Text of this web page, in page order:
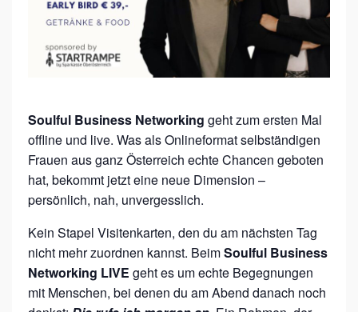
T
W
O
R
K
I
N
G
Soulful Business Networking geht zum ersten Mal
offline und live. Was als Onlineformat selbständigen
Frauen aus ganz Österreich echte Chancen geboten
hat, bekommt jetzt eine neue Dimension –
persönlich, nah, unvergesslich.
Kein Stapel Visitenkarten, den du am nächsten Tag
nicht mehr zuordnen kannst. BeimSoulful Business
Networking LIVE geht es um echte Begegnungen
mit Menschen, bei denen du am Abend danach noch